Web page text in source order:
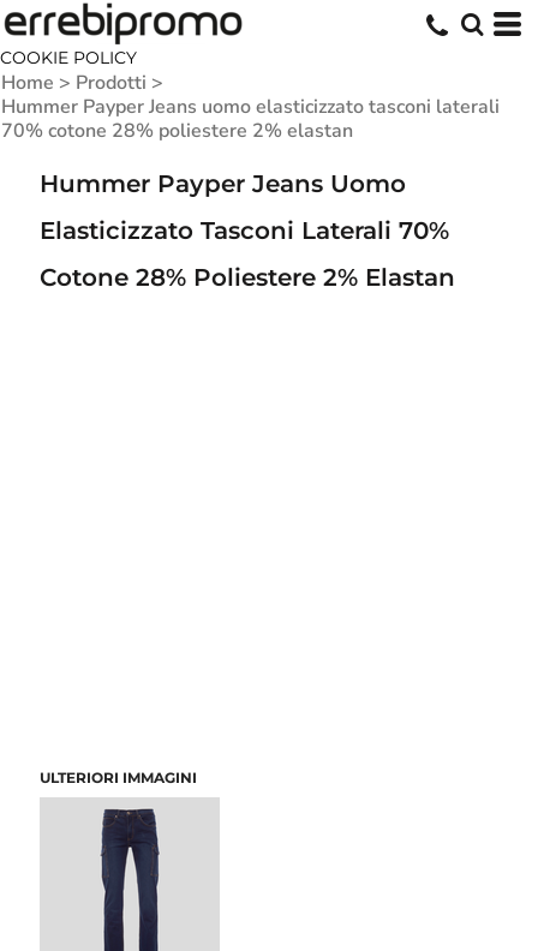
COOKIE POLICY
Home > Prodotti >
Hummer Payper Jeans uomo elasticizzato tasconi laterali
70% cotone 28% poliestere 2% elastan
Hummer Payper Jeans Uomo
Elasticizzato Tasconi Laterali 70%
Cotone 28% Poliestere 2% Elastan
ULTERIORI IMMAGINI